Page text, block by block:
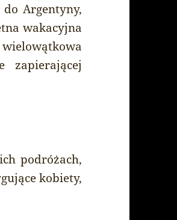
Argentyny,
wakacyjna
podróżach,
kobiety,